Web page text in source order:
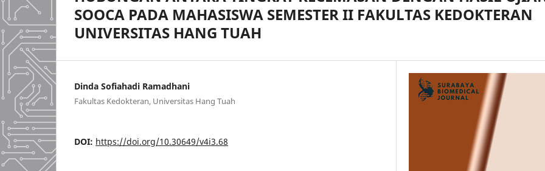
SOOCA PADA MAHASISWA SEMESTER II FAKULTAS KEDOKTERAN
UNIVERSITAS HANG TUAH
Dinda Sofiahadi Ramadhani
Fakultas Kedokteran, Universitas Hang Tuah
DOI: https://doi.org/10.30649/v4i3.68